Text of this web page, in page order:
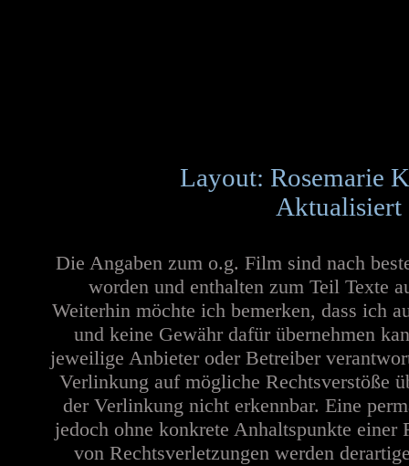
Layout: Rosemarie
Aktualisiert
Die Angaben zum o.g. Film sind nach
worden und enthalten zum Teil Texte
Weiterhin möchte ich bemerken, dass ich
und keine Gewähr dafür übernehmen
jeweilige Anbieter oder Betreiber
Verlinkung auf mögliche Rechtsverstöße
der Verlinkung nicht erkennbar. Eine
jedoch ohne konkrete Anhaltspunkte
von Rechtsverletzungen werden